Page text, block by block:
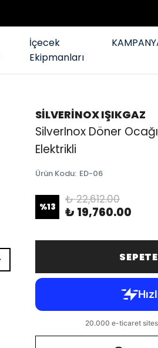
İçecek
Ekipmanları
SİLVERİNOX IŞIKGAZ
SilverInox Döner
Elektrikli
Ürün Kodu: ED-06
%13
₺ 22,612.00
₺ 19,760.00